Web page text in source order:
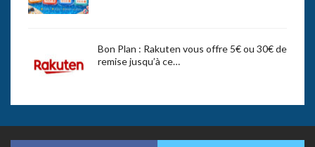
Bon Plan : Rakuten vous offre 5€ ou 30€ de
remise jusqu’à ce…